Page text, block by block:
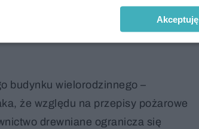
kupować mieszkań w
obiekty budowlane z użyciem
budynku wielorodzinnego –
że względu na przepisy pożarowe
drewniane ogranicza się
Akceptuję